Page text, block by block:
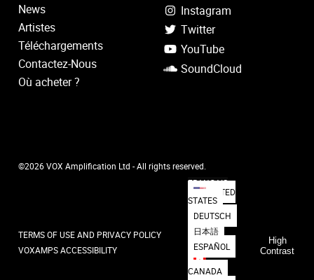
News
Artistes
Téléchargements
Contactez-Nous
Où acheter ?
Instagram
Twitter
YouTube
SoundCloud
©2026 VOX Amplification Ltd - All rights reserved.
TERMS OF USE AND PRIVACY POLICY
VOXAMPS ACCESSIBILITY
FRANÇAIS
UNITED
STATES
DEUTSCH
日本語
ESPAÑOL
CANADA
High
Contrast